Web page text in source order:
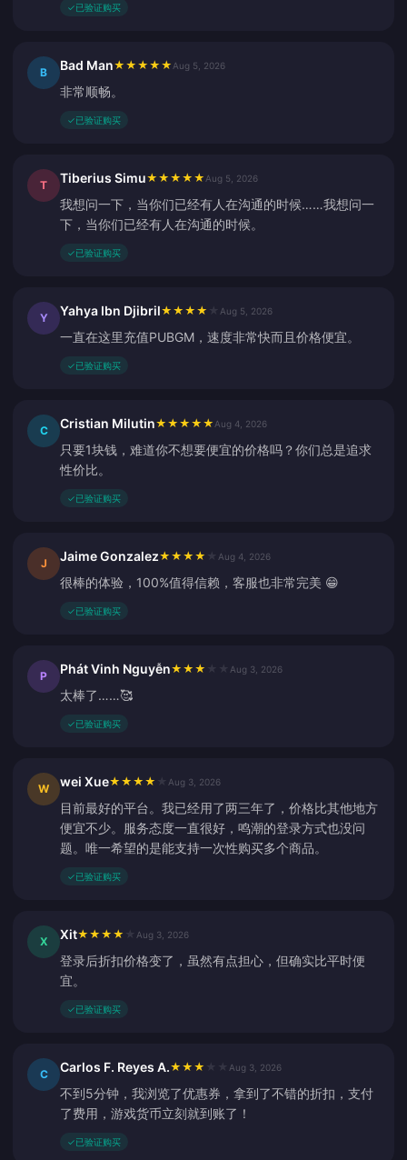
✓已验证购买
B Bad Man★ ★ ★ ★ ★ Aug 5, 2026
非常顺畅。
✓已验证购买
T Tiberius Simu★ ★ ★ ★ ★ Aug 5, 2026
我想问一下，当你们已经有人在沟通的时候……我想问一
下，当你们已经有人在沟通的时候。
✓已验证购买
Y Yahya Ibn Djibril★ ★ ★ ★ Aug 5, 2026
一直在这里充值PUBGM，速度非常快而且价格便宜。
✓已验证购买
C Cristian Milutin★ ★ ★ ★ ★ Aug 4, 2026
只要1块钱，难道你不想要便宜的价格吗？你们总是追求
性价比。
✓已验证购买
J Jaime Gonzalez★ ★ ★ ★ Aug 4, 2026
很棒的体验，100%值得信赖，客服也非常完美 😁
✓已验证购买
P Phát Vinh Nguyễn★ ★ ★ Aug 3, 2026
太棒了……🥰
✓已验证购买
W wei Xue★ ★ ★ ★ Aug 3, 2026
目前最好的平台。我已经用了两三年了，价格比其他地方
便宜不少。服务态度一直很好，鸣潮的登录方式也没问
题。唯一希望的是能支持一次性购买多个商品。
✓已验证购买
X Xit★ ★ ★ ★ Aug 3, 2026
登录后折扣价格变了，虽然有点担心，但确实比平时便
宜。
✓已验证购买
C Carlos F. Reyes A.★ ★ ★ Aug 3, 2026
不到5分钟，我浏览了优惠券，拿到了不错的折扣，支付
了费用，游戏货币立刻就到账了！
✓已验证购买